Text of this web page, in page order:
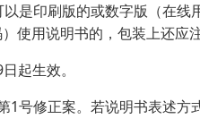
是印刷版的或数字版（在
使用说明书的，包装上还应
起生效。
号修正案。若说明书表述